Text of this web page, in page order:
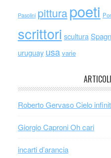
Pasolini pitturapoeti
scrittori scultura
uruguay usa varie
Roberto Gervaso Cielo
Giorgio Caproni Oh cari
incarti d’arancia